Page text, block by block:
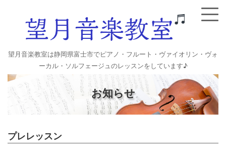
望月音楽教室は静岡県富士市でピアノ・フルート・ヴァイオリン・ヴォ
ーカル・ソルフェージュのレッスンをしています♪
お知らせ
プレレッスン